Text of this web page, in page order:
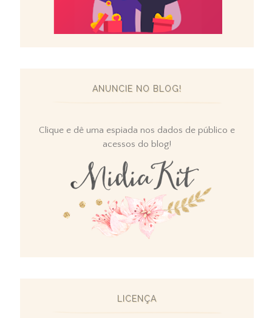
ANUNCIE NO BLOG!
Clique e dê uma espiada nos dados de público e
acessos do blog!
LICENÇA